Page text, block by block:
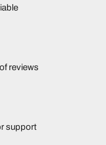
reviews
support